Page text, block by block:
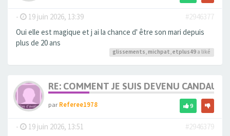
- 19 juin 2026, 13:39
#2946377
Oui elle est magique et j ai la chance d' être son mari depuis
plus de 20 ans
glissements, michpat,etplus49 a liké
RE: COMMENT JE SUIS DEVENU
parReferee1978 9
- 19 juin 2026, 13:51
#2946379